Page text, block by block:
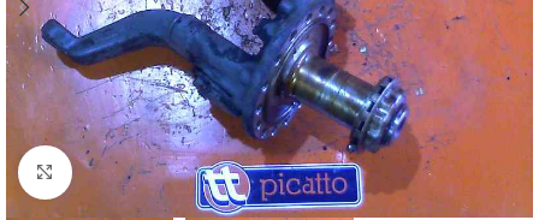
Click to enlarge